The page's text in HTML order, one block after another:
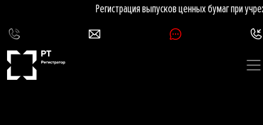
Регистрация выпусков ценных бумаг при